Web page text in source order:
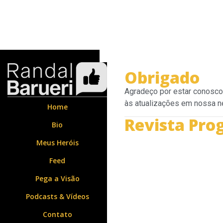
Home
Bio
Meus Heróis
Feed
Pega a Visão
Podcasts & Vídeos
Contato
Obrigado
Agradeço por estar
às atualizações em nossa
Revista